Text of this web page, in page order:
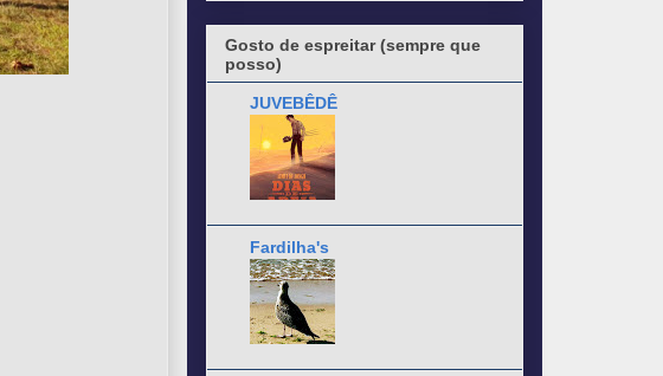
Gosto de espreitar (sempre que
posso)
JUVEBÊDÊ
Fardilha's